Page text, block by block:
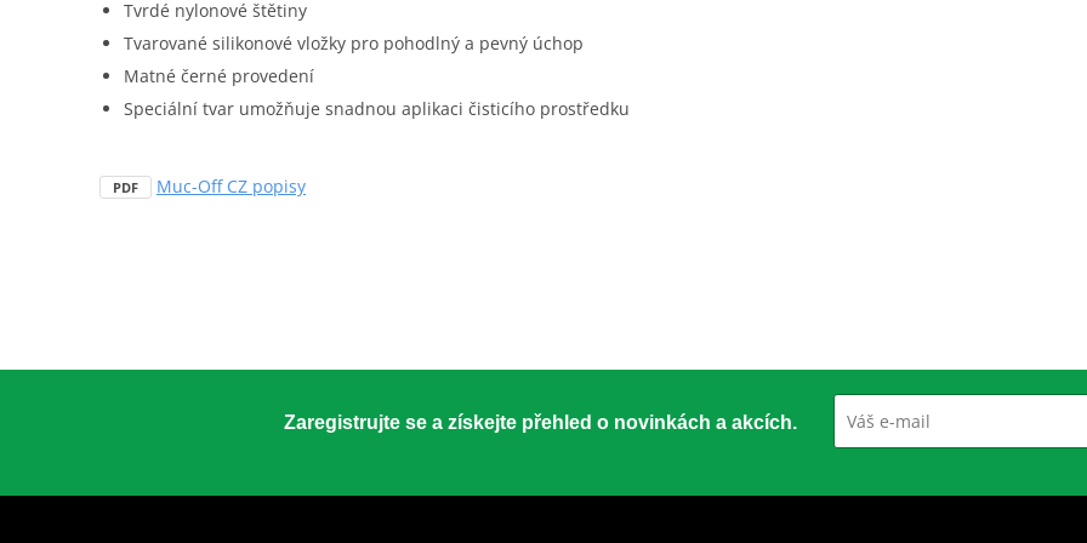
Tvrdé nylonové štětiny
Tvarované silikonové vložky pro pohodlný a pevný úchop
Matné černé provedení
Speciální tvar umožňuje snadnou aplikaci čisticího prostředku
PDF Muc-Off CZ popisy
Zaregistrujte se a získejte přehled o novinkách a akcích.